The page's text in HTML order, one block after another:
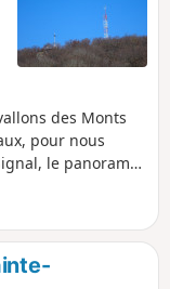
des Monts
pour nous
le panorama
ligne de crête
de mire et les
Riverie ne